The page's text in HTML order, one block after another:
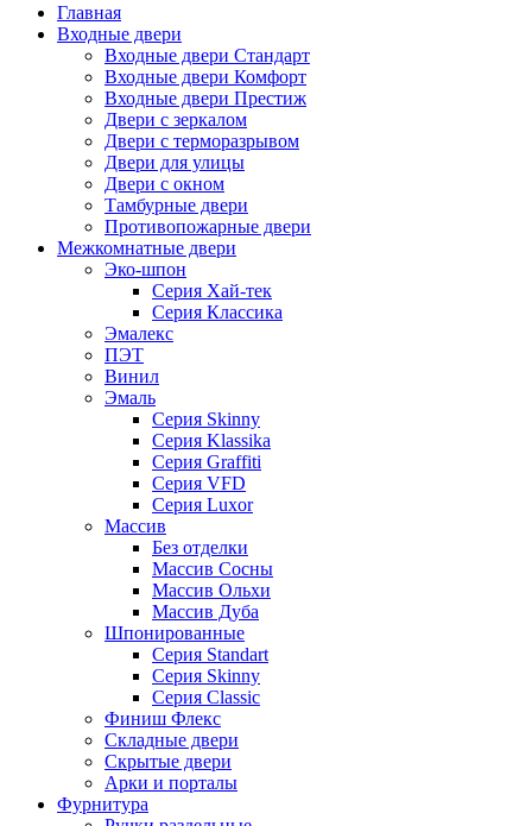
Главная
Входные двери
Входные двери Стандарт
Входные двери Комфорт
Входные двери Престиж
Двери с зеркалом
Двери с терморазрывом
Двери для улицы
Двери с окном
Тамбурные двери
Противопожарные двери
Межкомнатные двери
Эко-шпон
Серия Хай-тек
Серия Классика
Эмалекс
ПЭТ
Винил
Эмаль
Серия Skinny
Серия Klassika
Серия Graffiti
Серия VFD
Серия Luxor
Массив
Без отделки
Массив Сосны
Массив Ольхи
Массив Дуба
Шпонированные
Серия Standart
Серия Skinny
Серия Classic
Финиш Флекс
Складные двери
Скрытые двери
Арки и порталы
Фурнитура